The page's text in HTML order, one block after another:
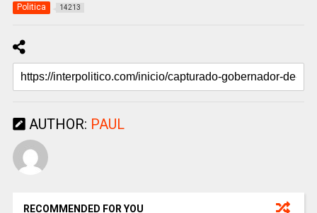
Politica 14213
AUTHOR: PAUL
RECOMMENDED FOR YOU